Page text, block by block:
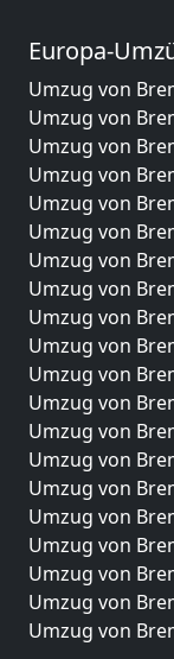
Europa-
Umzug von
Umzug von
Umzug von
Umzug von
Umzug von
Umzug von
Umzug von
Umzug von
Umzug von
Umzug von
Umzug von
Umzug von
Umzug von
Umzug von
Umzug von
Umzug von
Umzug von
Umzug von
Umzug von
Umzug von